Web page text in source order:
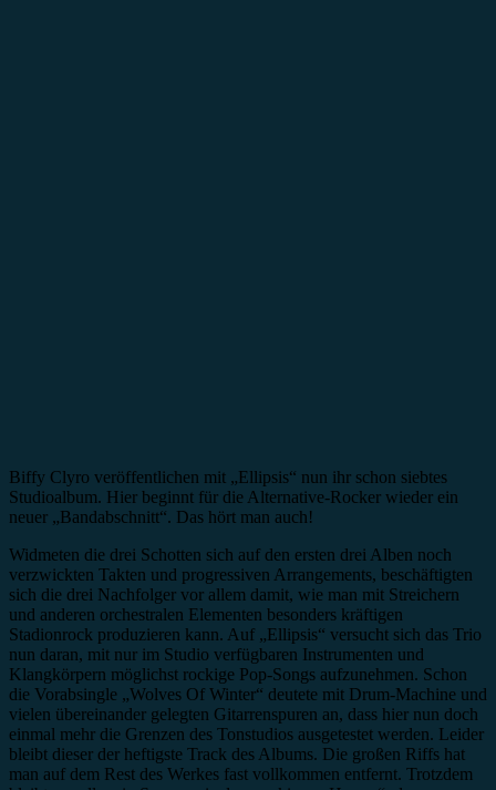
Biffy Clyro veröffentlichen mit „Ellipsis“ nun ihr schon siebtes
Studioalbum. Hier beginnt für die Alternative-Rocker wieder ein
neuer „Bandabschnitt“. Das hört man auch!
Widmeten die drei Schotten sich auf den ersten drei Alben noch
verzwickten Takten und progressiven Arrangements, beschäftigten
sich die drei Nachfolger vor allem damit, wie man mit Streichern
und anderen orchestralen Elementen besonders kräftigen
Stadionrock produzieren kann. Auf „Ellipsis“ versucht sich das Trio
nun daran, mit nur im Studio verfügbaren Instrumenten und
Klangkörpern möglichst rockige Pop-Songs aufzunehmen. Schon
die Vorabsingle „Wolves Of Winter“ deutete mit Drum-Machine und
vielen übereinander gelegten Gitarrenspuren an, dass hier nun doch
einmal mehr die Grenzen des Tonstudios ausgetestet werden. Leider
bleibt dieser der heftigste Track des Albums. Die großen Riffs hat
man auf dem Rest des Werkes fast vollkommen entfernt. Trotzdem